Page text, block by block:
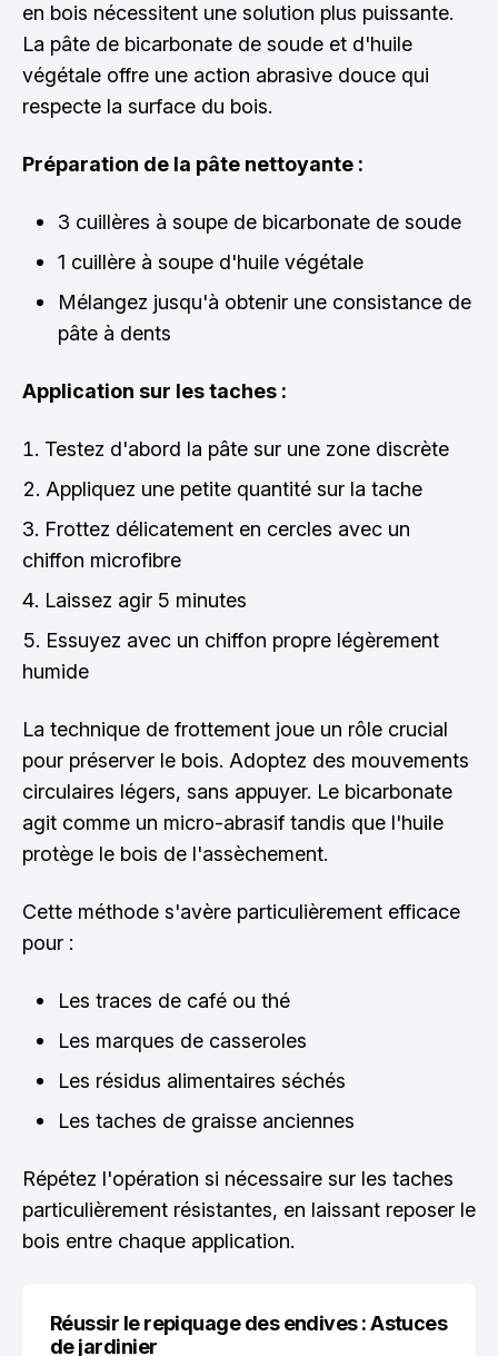
en bois nécessitent une solution plus puissante.
La pâte de bicarbonate de soude et d'huile
végétale offre une action abrasive douce qui
respecte la surface du bois.
Préparation de la pâte nettoyante :
3 cuillères à soupe de bicarbonate de soude
1 cuillère à soupe d'huile végétale
Mélangez jusqu'à obtenir une consistance de
pâte à dents
Application sur les taches :
Testez d'abord la pâte sur une zone discrète
Appliquez une petite quantité sur la tache
Frottez délicatement en cercles avec un
chiffon microfibre
Laissez agir 5 minutes
Essuyez avec un chiffon propre légèrement
humide
La technique de frottement joue un rôle crucial
pour préserver le bois. Adoptez des mouvements
circulaires légers, sans appuyer. Le bicarbonate
agit comme un micro-abrasif tandis que l'huile
protège le bois de l'assèchement.
Cette méthode s'avère particulièrement efficace
pour :
Les traces de café ou thé
Les marques de casseroles
Les résidus alimentaires séchés
Les taches de graisse anciennes
Répétez l'opération si nécessaire sur les taches
particulièrement résistantes, en laissant reposer le
bois entre chaque application.
Réussir le repiquage des endives : Astuces
de jardinier